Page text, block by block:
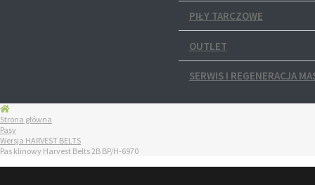
PIŁY TARCZOWE
OUTLET
SERWIS I REGENERACJA
Strona główna
Pasy
Wersja HARVEST BELTS
Pas klinowy Harvest Belts 2B BP/H-6970